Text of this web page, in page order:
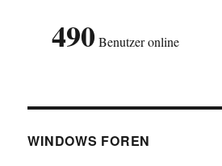
490 Benutzer online
WINDOWS FOREN